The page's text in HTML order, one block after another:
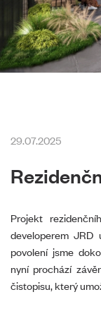
29.07.2025
Projekt
developerem JRD
povolení jsme
nyní prochází
čistopisu, který